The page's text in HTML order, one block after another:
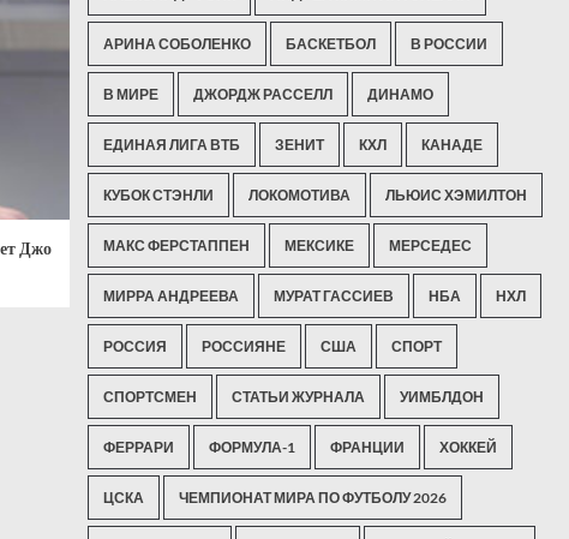
Джо
АРИНА СОБОЛЕНКО БАСКЕТБОЛ В РОССИИ
В МИРЕ ДЖОРДЖ РАССЕЛЛ ДИНАМО
ЕДИНАЯ ЛИГА ВТБ ЗЕНИТ КХЛ КАНАДЕ
КУБОК СТЭНЛИ ЛОКОМОТИВА ЛЬЮИС ХЭМИЛТОН
МАКС ФЕРСТАППЕН МЕКСИКЕ МЕРСЕДЕС
МИРРА АНДРЕЕВА МУРАТ ГАССИЕВ НБА НХЛ
РОССИЯ РОССИЯНЕ США СПОРТ
СПОРТСМЕН СТАТЬИ ЖУРНАЛА УИМБЛДОН
ФЕРРАРИ ФОРМУЛА-1 ФРАНЦИИ ХОККЕЙ
ЦСКА ЧЕМПИОНАТ МИРА ПО ФУТБОЛУ 2026